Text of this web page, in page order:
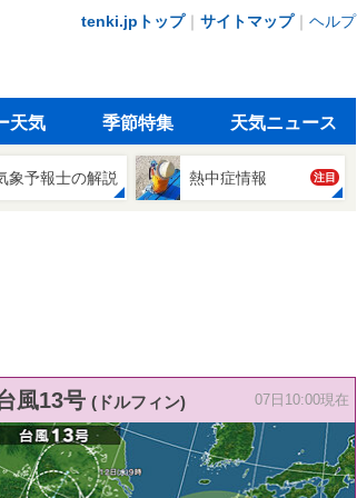
tenki.jpトップ｜ サイトマップ｜ ヘルプ
天気 季節特集 天気ニュース
象予報士の解説 熱中症情報 注目
風13号 (ドルフィン) 07日10:00現在